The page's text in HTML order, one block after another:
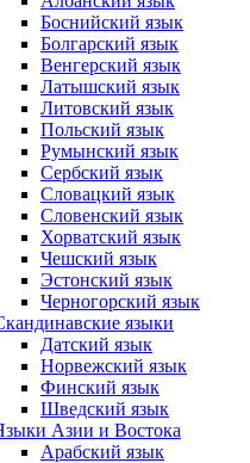
Боснийский язык
Болгарский язык
Венгерский язык
Латышский язык
Литовский язык
Польский язык
Румынский язык
Сербский язык
Словацкий язык
Словенский язык
Хорватский язык
Чешский язык
Эстонский язык
Черногорский язык
языки
Датский язык
Норвежский язык
Финский язык
Шведский язык
Азии и Востока
Арабский язык